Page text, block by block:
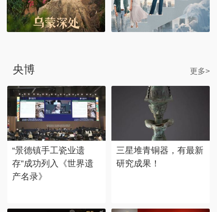
央博 更多>
“景德镇手工瓷业遗
存”成功列入《世界遗
产名录》
三星堆青铜器，有最新
研究成果！